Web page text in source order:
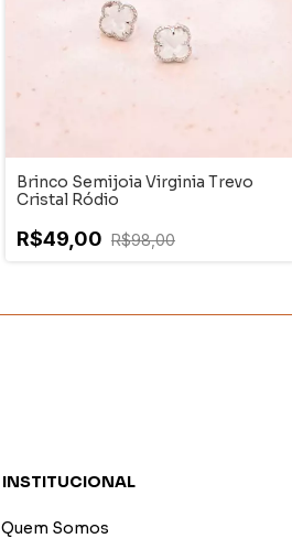
Brinco Semijoia Virginia Trevo
Cristal Ródio
R$49,00 R$98,00
INSTITUCIONAL
Quem Somos